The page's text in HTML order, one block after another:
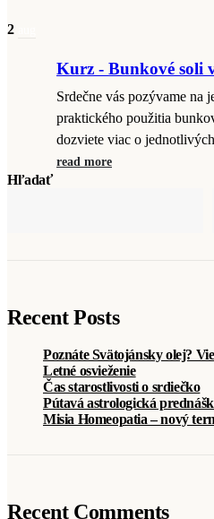
2
Kurz - Bunkové soli
Srdečne vás pozývame na
praktického použitia
dozviete viac o
read more
Hľadať
Recent Posts
Poznáte Svätojánsky olej?
Letné osvieženie
Čas starostlivosti o srdiečko
Pútavá astrologická
Misia Homeopatia – nový
Recent Comments